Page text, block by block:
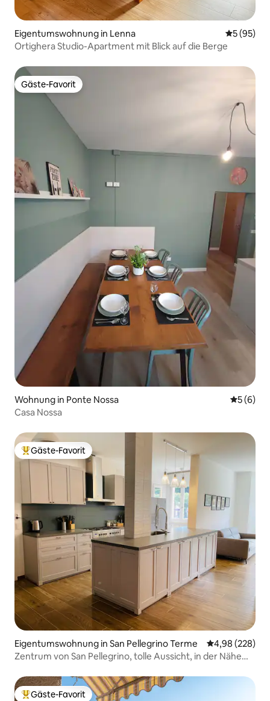
Eigentumswohnung in Lenna
5 (95)
Ortighera Studio-Apartment mit Blick auf die Berge
Gäste-Favorit
Gäste-Favorit
Wohnung in Ponte Nossa
5 (6)
Casa Nossa
Beliebter Gäste-Favorit.
Gäste-Favorit
Eigentumswohnung in San Pellegrino Terme
4,98 (228)
Zentrum von San Pellegrino, tolle Aussicht, in der Nähe
Gäste-Favorit